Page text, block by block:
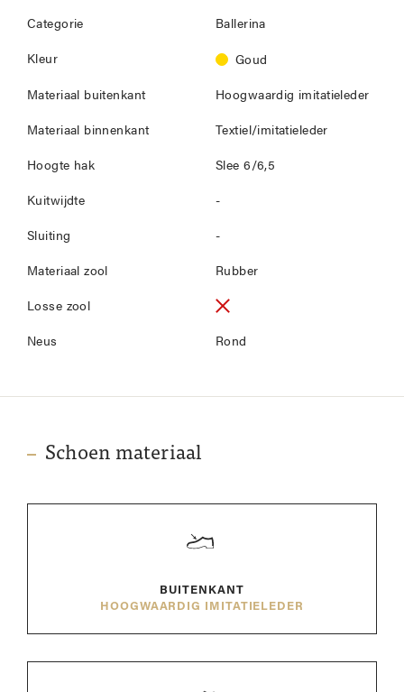
Categorie Ballerina
Kleur Goud
Materiaal buitenkant Hoogwaardig imitatieleder
Materiaal binnenkant Textiel/imitatieleder
Hoogte hak Slee 6/6,5
Kuitwijdte -
Sluiting -
Materiaal zool Rubber
Losse zool
Neus Rond
Schoen materiaal
BUITENKANT
HOOGWAARDIG IMITATIELEDER